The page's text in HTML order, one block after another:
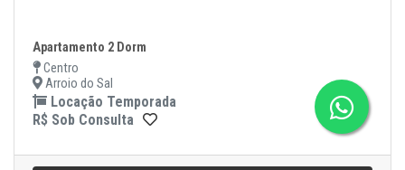
Apartamento 2 Dorm
Centro
Arroio do Sal
Locação Temporada
R$ Sob Consulta